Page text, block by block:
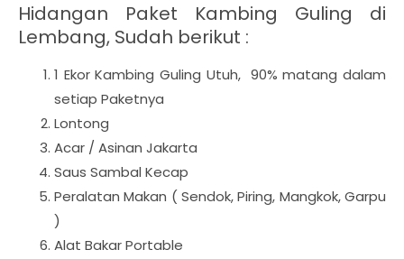
Hidangan Paket Kambing Guling di
Lembang, Sudah berikut :
1 Ekor Kambing Guling Utuh, 90% matang dalam
setiap Paketnya
Lontong
Acar / Asinan Jakarta
Saus Sambal Kecap
Peralatan Makan ( Sendok, Piring, Mangkok, Garpu
)
Alat Bakar Portable